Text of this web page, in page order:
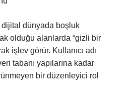
dünyada boşluk
olduğu alanlarda “gizli bir
işlev görür. Kullanıcı adı
tabanı yapılarına kadar
bir düzenleyici rol